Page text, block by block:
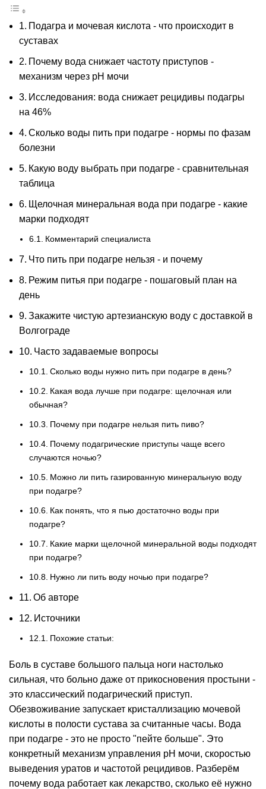
Подагра и мочевая кислота - что происходит в
суставах
Почему вода снижает частоту приступов -
механизм через pH мочи
Исследования: вода снижает рецидивы подагры
на 46%
Сколько воды пить при подагре - нормы по фазам
болезни
Какую воду выбрать при подагре - сравнительная
таблица
Щелочная минеральная вода при подагре - какие
марки подходят
Комментарий специалиста
Что пить при подагре нельзя - и почему
Режим питья при подагре - пошаговый план на
день
Закажите чистую артезианскую воду с доставкой в
Волгограде
Часто задаваемые вопросы
Сколько воды нужно пить при подагре в день?
Какая вода лучше при подагре: щелочная или
обычная?
Почему при подагре нельзя пить пиво?
Почему подагрические приступы чаще всего
случаются ночью?
Можно ли пить газированную минеральную воду
при подагре?
Как понять, что я пью достаточно воды при
подагре?
Какие марки щелочной минеральной воды подходят
при подагре?
Нужно ли пить воду ночью при подагре?
Об авторе
Источники
Похожие статьи:
Боль в суставе большого пальца ноги настолько
сильная, что больно даже от прикосновения простыни -
это классический подагрический приступ.
Обезвоживание запускает кристаллизацию мочевой
кислоты в полости сустава за считанные часы. Вода
при подагре - это не просто "пейте больше". Это
конкретный механизм управления pH мочи, скоростью
выведения уратов и частотой рецидивов. Разберём
почему вода работает как лекарство, сколько её нужно